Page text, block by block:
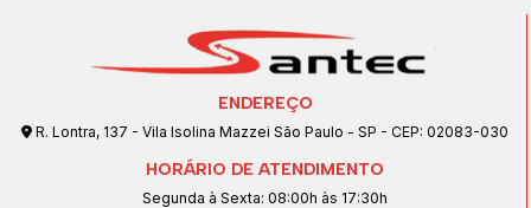
ENDEREÇO
R. Lontra, 137 - Vila Isolina Mazzei São Paulo - SP - CEP: 02083-030
HORÁRIO DE ATENDIMENTO
Segunda à Sexta: 08:00h às 17:30h